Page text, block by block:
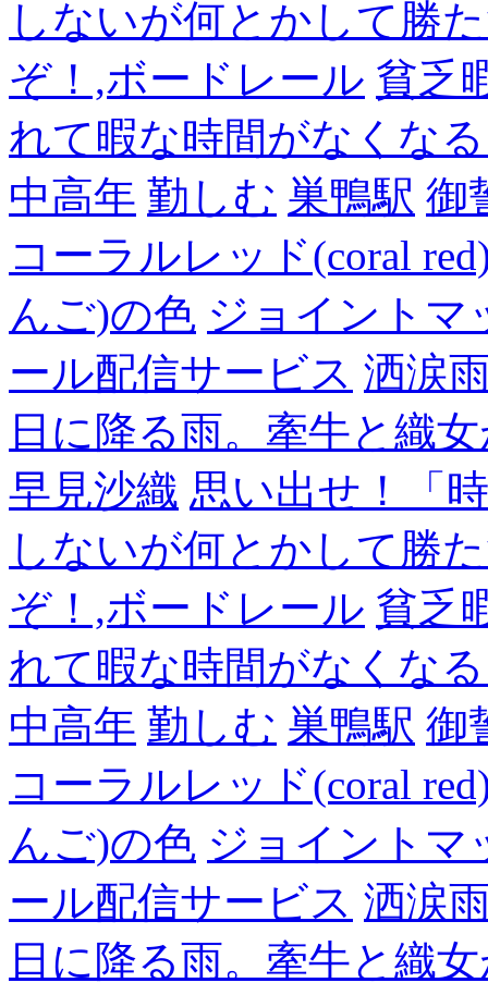
しないが何とかして勝
ぞ！,ボードレール 貧乏
れて暇な時間がなくな
中高年 勤しむ 巣鴨駅 御
コーラルレッド(coral
んご)の色 ジョイントマ
ール配信サービス 洒涙
日に降る雨。牽牛と織
早見沙織 思い出せ！「
しないが何とかして勝
ぞ！,ボードレール 貧乏
れて暇な時間がなくな
中高年 勤しむ 巣鴨駅 御
コーラルレッド(coral
んご)の色 ジョイントマ
ール配信サービス 洒涙
日に降る雨。牽牛と織